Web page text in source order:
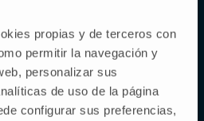
propias y de terceros con
permitir la navegación y
personalizar sus
de uso de la página
configurar sus preferencias,
da Clínica
é o primeiro em